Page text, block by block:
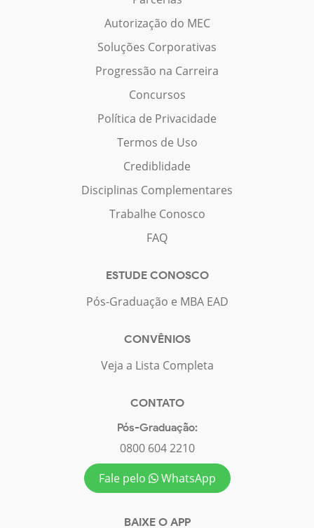
Autorização do MEC
Soluções Corporativas
Progressão na Carreira
Concursos
Política de Privacidade
Termos de Uso
Crediblidade
Disciplinas Complementares
Trabalhe Conosco
FAQ
ESTUDE CONOSCO
Pós-Graduação e MBA EAD
CONVÊNIOS
Veja a Lista Completa
CONTATO
Pós-Graduação:
0800 604 2210
Fale pelo
WhatsApp
BAIXE O APP